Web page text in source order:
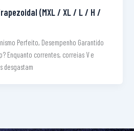
(MXL / XL / L / H /
Perfeito, Desempenho Garantido
Enquanto correntes, correias V e
desgastam